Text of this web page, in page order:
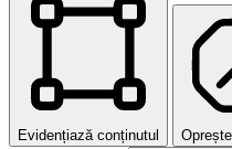
Evidențiază conținutul